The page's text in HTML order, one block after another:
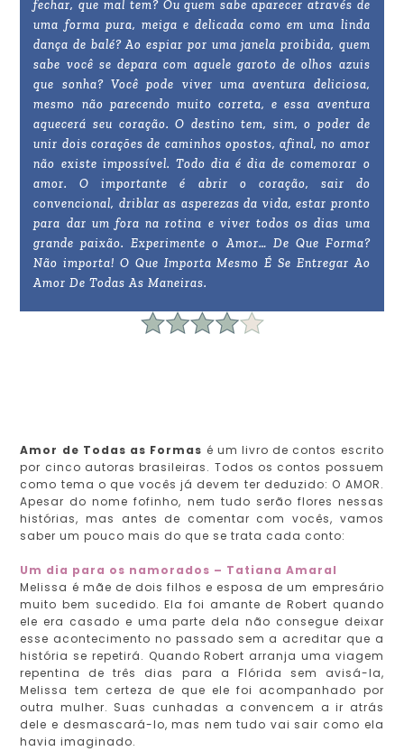
fechar, que mal tem? Ou quem sabe aparecer através de
uma forma pura, meiga e delicada como em uma linda
dança de balé? Ao espiar por uma janela proibida, quem
sabe você se depara com aquele garoto de olhos azuis
que sonha? Você pode viver uma aventura deliciosa,
mesmo não parecendo muito correta, e essa aventura
aquecerá seu coração. O destino tem, sim, o poder de
unir dois corações de caminhos opostos, afinal, no amor
não existe impossível. Todo dia é dia de comemorar o
amor. O importante é abrir o coração, sair do
convencional, driblar as asperezas da vida, estar pronto
para dar um fora na rotina e viver todos os dias uma
grande paixão. Experimente o Amor… De Que Forma?
Não importa! O Que Importa Mesmo É Se Entregar Ao
Amor De Todas As Maneiras.
Amor de Todas as Formas é um livro de contos escrito
por cinco autoras brasileiras. Todos os contos possuem
como tema o que vocês já devem ter deduzido: O AMOR.
Apesar do nome fofinho, nem tudo serão flores nessas
histórias, mas antes de comentar com vocês, vamos
saber um pouco mais do que se trata cada conto:
Um dia para os namorados – Tatiana Amaral
Melissa é mãe de dois filhos e esposa de um empresário
muito bem sucedido. Ela foi amante de Robert quando
ele era casado e uma parte dela não consegue deixar
esse acontecimento no passado sem a acreditar que a
história se repetirá. Quando Robert arranja uma viagem
repentina de três dias para a Flórida sem avisá-la,
Melissa tem certeza de que ele foi acompanhado por
outra mulher. Suas cunhadas a convencem a ir atrás
dele e desmascará-lo, mas nem tudo vai sair como ela
havia imaginado.